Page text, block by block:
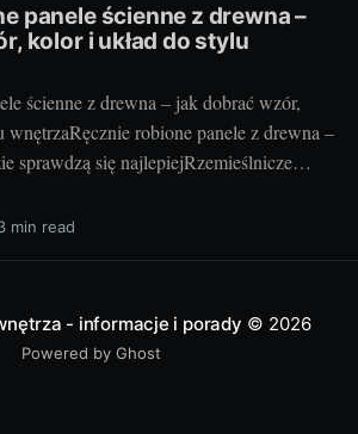
panele ścienne z drewna –
kolor i układ do stylu
ścienne z drewna – jak dobrać wzór,
wnętrzaRęcznie robione panele z drewna –
sprawdzą się najlepiejRzemieślnicze
więcej niż okładzina – to faktura, ciepło i
którego nie da się skopiować.
min read
- informacje i porady © 2026
Powered by Ghost